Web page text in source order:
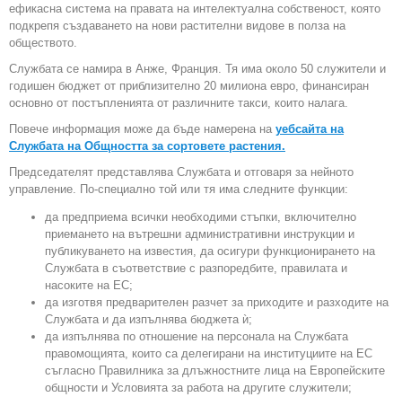
ефикасна система на правата на интелектуална собственост, която
подкрепя създаването на нови растителни видове в полза на
обществото.
Службата се намира в Анже, Франция. Тя има около 50 служители и
годишен бюджет от приблизително 20 милиона евро, финансиран
основно от постъпленията от различните такси, които налага.
Повече информация може да бъде намерена на уебсайта на
Службата на Общността за сортовете растения.
Председателят представлява Службата и отговаря за нейното
управление. По-специално той или тя има следните функции:
да предприема всички необходими стъпки, включително
приемането на вътрешни административни инструкции и
публикуването на известия, да осигури функционирането на
Службата в съответствие с разпоредбите, правилата и
насоките на ЕС;
да изготвя предварителен разчет за приходите и разходите на
Службата и да изпълнява бюджета ѝ;
да изпълнява по отношение на персонала на Службата
правомощията, които са делегирани на институциите на ЕС
съгласно Правилника за длъжностните лица на Европейските
общности и Условията за работа на другите служители;